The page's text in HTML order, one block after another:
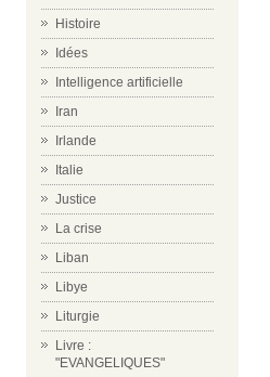
Histoire
Idées
Intelligence artificielle
Iran
Irlande
Italie
Justice
La crise
Liban
Libye
Liturgie
Livre :
"EVANGELIQUES"